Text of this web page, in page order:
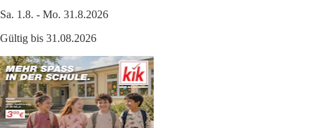
Sa. 1.8. - Mo. 31.8.2026
Gültig bis 31.08.2026